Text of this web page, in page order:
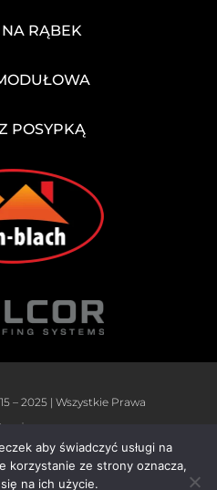
RĄBEK
POSYPKĄ
– 2025 | Wszystkie Prawa
aby świadczyć usługi na
korzystanie ze strony oznacza,
na ich użycie.